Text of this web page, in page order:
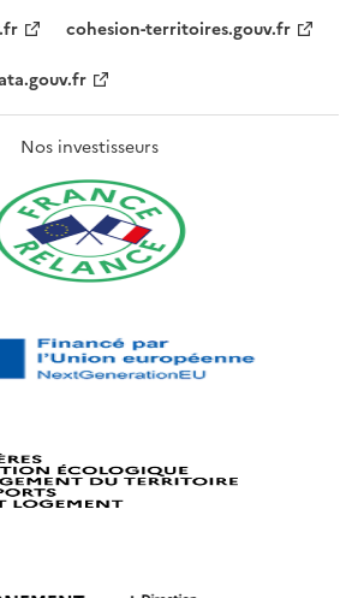
cohesion-territoires.gouv.fr
Nos investisseurs